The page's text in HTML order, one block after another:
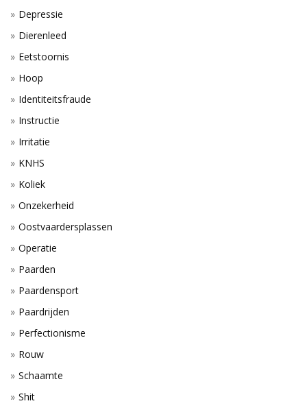
Depressie
Dierenleed
Eetstoornis
Hoop
Identiteitsfraude
Instructie
Irritatie
KNHS
Koliek
Onzekerheid
Oostvaardersplassen
Operatie
Paarden
Paardensport
Paardrijden
Perfectionisme
Rouw
Schaamte
Shit